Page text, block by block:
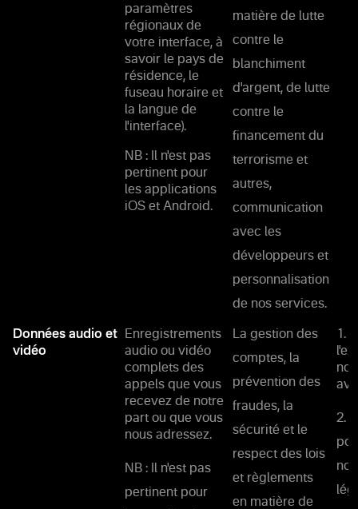
paramètres
régionaux de
votre interface, à
savoir le pays de
résidence, le
fuseau horaire et
la langue de
l'interface).
NB : Il n'est pas
pertinent pour
les applications
iOS et Android.
matière de lutte
contre le
blanchiment
d'argent, de lutte
contre le
financement du
terrorisme et
autres,
communication
avec les
développeurs et
personnalisation
de nos services.
Données audio et
vidéo
Enregistrements
audio ou vidéo
complets des
appels que vous
recevez de notre
part ou que vous
nous adressez.
NB : Il n'est pas
pertinent pour
La gestion des
comptes, la
prévention des
fraudes, la
sécurité et le
respect des lois
et règlements
en matière de
1.
2.